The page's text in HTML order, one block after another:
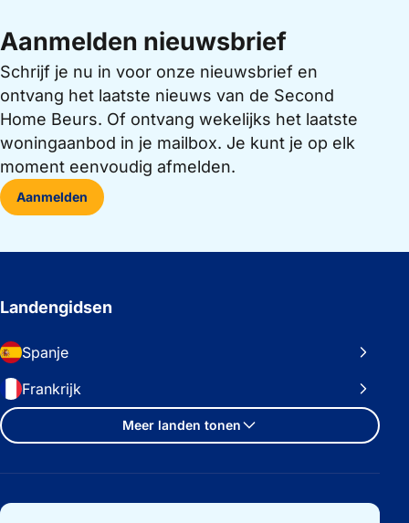
Aanmelden nieuwsbrief
Schrijf je nu in voor onze nieuwsbrief en
ontvang het laatste nieuws van de Second
Home Beurs. Of ontvang wekelijks het laatste
woningaanbod in je mailbox. Je kunt je op elk
moment eenvoudig afmelden.
Aanmelden
Landengidsen
Spanje
Frankrijk
Meer landen tonen
Belangrijke links